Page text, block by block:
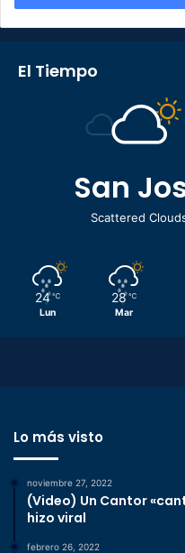
El Tiempo
San
Scattered
24 ℃
Lun
28 ℃
Mar
Lo más visto
noviembre 27, 2022
(Video) Un Cantor
hizo viral
febrero 26, 2022